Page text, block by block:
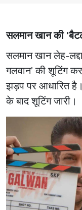
सलमान खान की
सलमान खान लेह-
गलवान’ की शूटिंग
झड़प पर आधारित है।
के बाद शूटिंग जारी।